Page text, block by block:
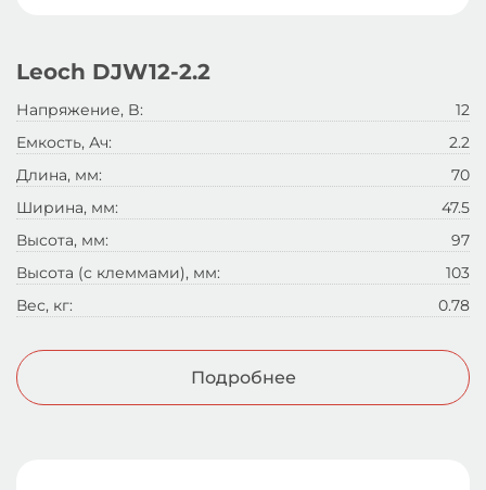
Leoch DJW12-2.2
Напряжение, B:
12
Емкость, Ач:
2.2
Длина, мм:
70
Ширина, мм:
47.5
Высота, мм:
97
Высота (с клеммами), мм:
103
Вес, кг:
0.78
Подробнее